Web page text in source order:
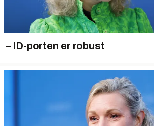
– ID-porten er robust